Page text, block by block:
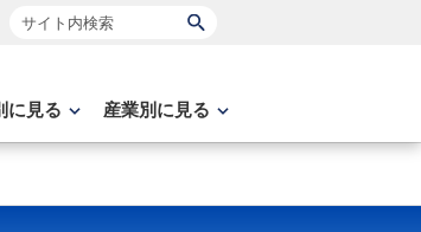
サイト内検索
に見る 産業別に見る